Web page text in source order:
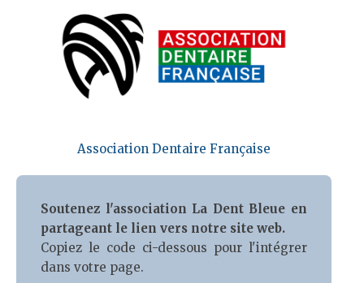
Association Dentaire Française
Soutenez l'association La Dent Bleue en
partageant le lien vers notre site web.
Copiez le code ci-dessous pour l'intégrer
dans votre page.